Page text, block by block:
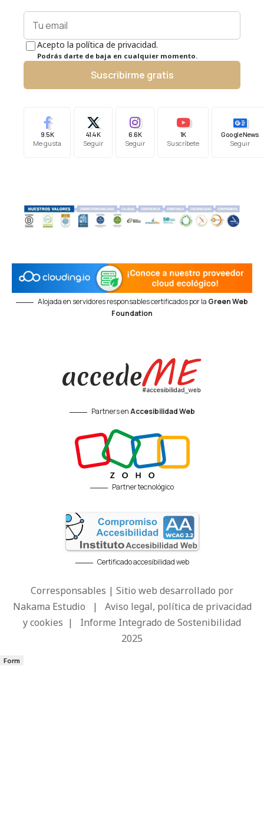
Acepto la política de privacidad.
Podrás darte de baja en cualquier momento.
Suscribirme gratis
9.5K
Me gusta
41.4K
Seguir
6.6K
Seguir
1K
Suscríbete
Google News
Seguir
Alojada en servidores responsables certificados por la Green Web
Foundation
Partners enAccesibilidad Web
Partner tecnológico
Certificado accesibilidad web
Corresponsables | Sitio web desarrollado por
Nakama Estudio | Aviso legal, política de privacidad
y cookies | Informe Integrado de Sostenibilidad
2025
Form